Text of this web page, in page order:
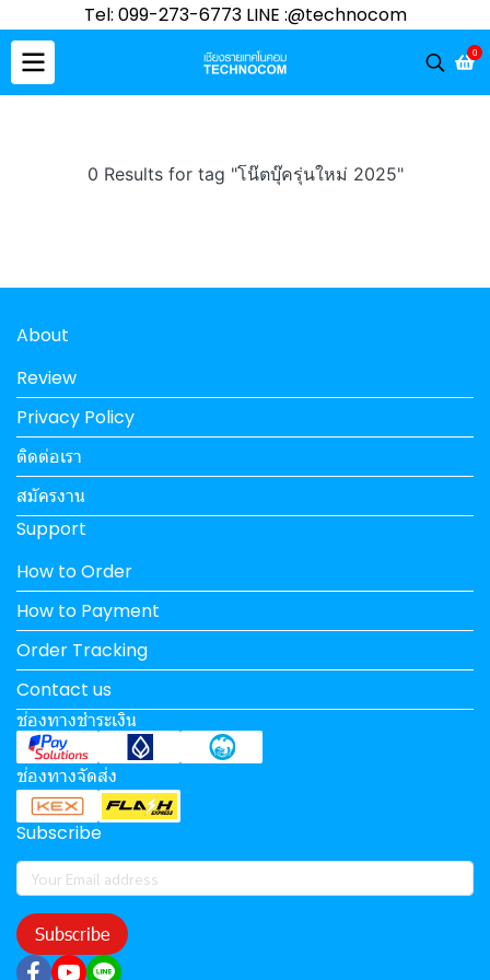
Tel: 099-273-6773 LINE :@technocom
0
0 Results for tag "โน๊ตบุ๊ครุ่นใหม่ 2025"
About
Review
Privacy Policy
ติดต่อเรา
สมัครงาน
Support
How to Order
How to Payment
Order Tracking
Contact us
ช่องทางชำระเงิน
ช่องทางจัดส่ง
Subscribe
Subscribe